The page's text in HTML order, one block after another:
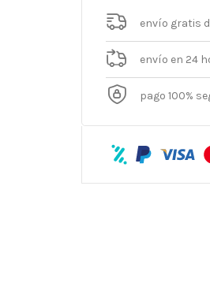
envío gratis
envío en 24
pago 100%